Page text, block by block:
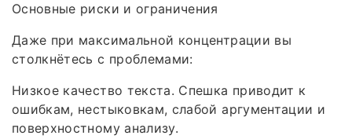
Основные риски и ограничения
Даже при максимальной концентрации вы
столкнётесь с проблемами:
Низкое качество текста. Спешка приводит к
ошибкам, нестыковкам, слабой аргументации и
поверхностному анализу.